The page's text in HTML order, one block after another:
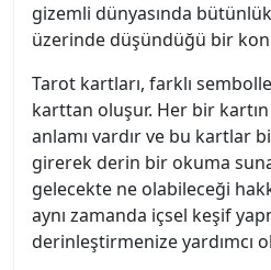
gizemli dünyasında bütünlük
üzerinde düşündüğü bir
Tarot kartları, farklı
karttan oluşur. Her bir
anlamı vardır ve bu kartlar
girerek derin bir okuma
gelecekte ne olabileceği
aynı zamanda içsel keşif
derinleştirmenize yardımcı